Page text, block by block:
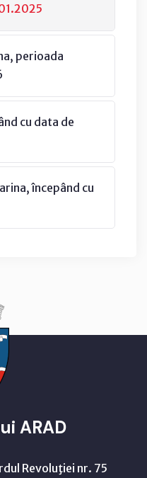
perioada
cu data de
începând cu
ARAD
Revoluţiei nr. 75